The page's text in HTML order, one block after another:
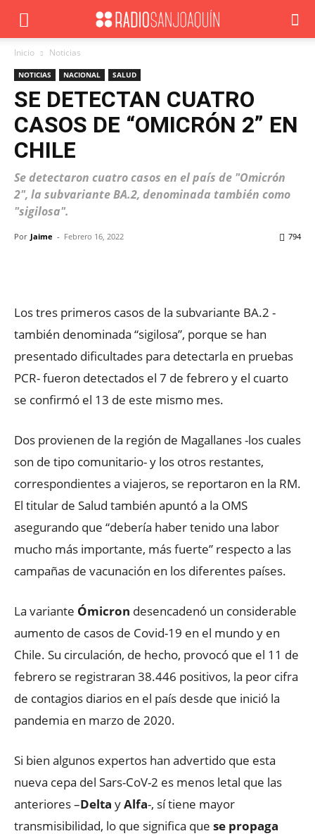
Inicio Noticias
NOTICIAS NACIONAL SALUD
SE DETECTAN CUATRO
CASOS DE “OMICRÓN 2” EN
CHILE
Se detectaron cuatro casos en el país de "Omicrón
2", la subvariante BA.2, denominada también como
"sigilosa".
Por Jaime - Febrero 16, 2022 794
Los tres primeros casos de la subvariante BA.2 -
también denominada “sigilosa”, porque se han
presentado dificultades para detectarla en pruebas
PCR- fueron detectados el 7 de febrero y el cuarto
se confirmó el 13 de este mismo mes.
Dos provienen de la región de Magallanes -los cuales
son de tipo comunitario- y los otros restantes,
correspondientes a viajeros, se reportaron en la RM.
El titular de Salud también apuntó a la OMS
asegurando que “debería haber tenido una labor
mucho más importante, más fuerte” respecto a las
campañas de vacunación en los diferentes países.
La variante Ómicron desencadenó un considerable
aumento de casos de Covid-19 en el mundo y en
Chile. Su circulación, de hecho, provocó que el 11 de
febrero se registraran 38.446 positivos, la peor cifra
de contagios diarios en el país desde que inició la
pandemia en marzo de 2020.
Si bien algunos expertos han advertido que esta
nueva cepa del Sars-CoV-2 es menos letal que las
anteriores –Delta yAlfa-, sí tiene mayor
transmisibilidad, lo que significa que se propaga